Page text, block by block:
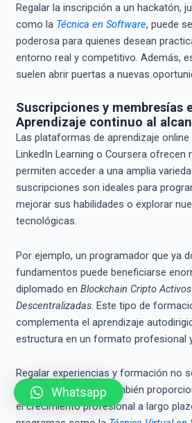
Regalar la inscripción a un hackatón,
como la Técnica en Software, puede
poderosa para quienes desean
entorno real y competitivo. Además,
suelen abrir puertas a nuevas
Suscripciones y membresías
Aprendizaje continuo al
Las plataformas de aprendizaje
LinkedIn Learning o Coursera ofrecen
permiten acceder a una amplia
suscripciones son ideales para
mejorar sus habilidades o explorar
tecnológicas.
Por ejemplo, un programador que ya
fundamentos puede beneficiarse
diplomado en Blockchain Cripto
Descentralizadas. Este tipo de
complementa el aprendizaje
estructura en un formato profesional
Regalar experiencias y formación no
inmediato, sino que también
el crecimiento profesional a largo
Whatsapp